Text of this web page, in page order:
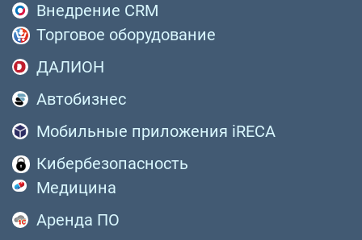
Внедрение CRM
Торговое оборудование
ДАЛИОН
Автобизнес
Мобильные приложения iRECA
Кибербезопасность
Медицина
Аренда ПО